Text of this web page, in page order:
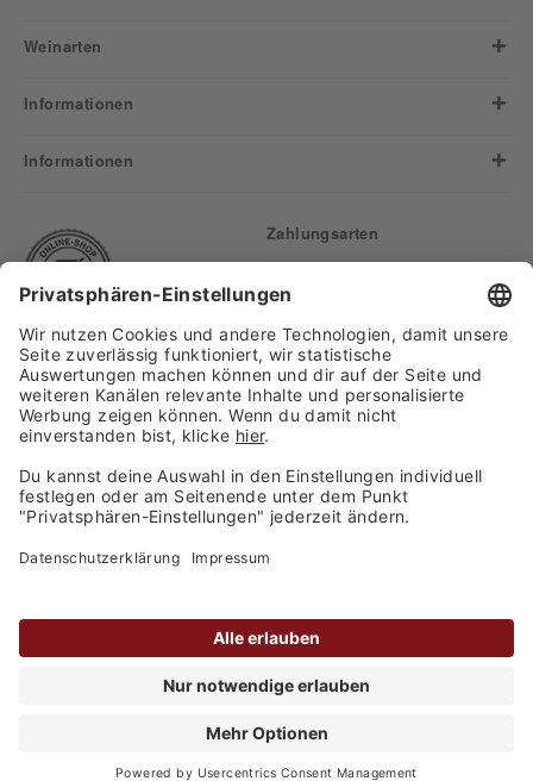
Weinarten
Informationen
Informationen
Versand
Zahlungsarten
Finden Sie uns auf:
Großhandel GmbH
Datenschutz AGB
Impressum